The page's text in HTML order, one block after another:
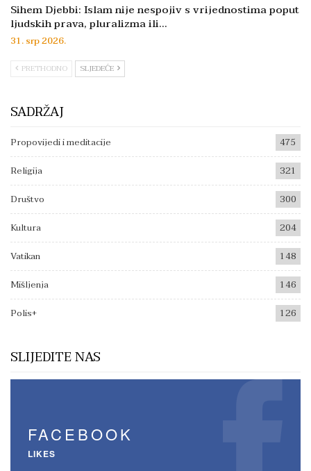
Sihem Djebbi: Islam nije nespojiv s vrijednostima poput
ljudskih prava, pluralizma ili…
31. srp 2026.
PRETHODNO SLJEDEĆE
SADRŽAJ
Propovijedi i meditacije
475
Religija
321
Društvo
300
Kultura
204
Vatikan
148
Mišljenja
146
Polis+
126
SLIJEDITE NAS
FACEBOOK
LIKES